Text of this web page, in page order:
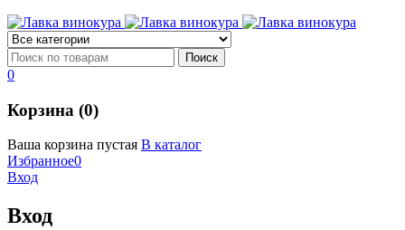
0
Корзина (0)
Ваша корзина пустая В каталог
Избранное0
Вход
Вход